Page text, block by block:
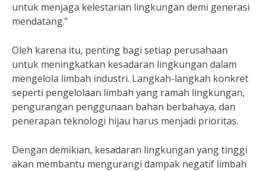
untuk menjaga kelestarian lingkungan demi generasi
mendatang.”
Oleh karena itu, penting bagi setiap perusahaan
untuk meningkatkan kesadaran lingkungan dalam
mengelola limbah industri. Langkah-langkah konkret
seperti pengelolaan limbah yang ramah lingkungan,
pengurangan penggunaan bahan berbahaya, dan
penerapan teknologi hijau harus menjadi prioritas.
Dengan demikian, kesadaran lingkungan yang tinggi
akan membantu mengurangi dampak negatif limbah